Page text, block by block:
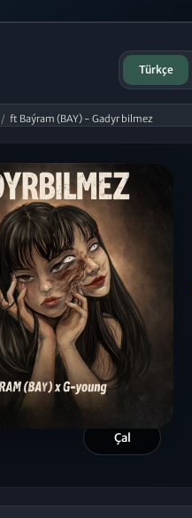
Türkçe
/ ft Baýram (BAY) - Gadyr bilmez
Çal